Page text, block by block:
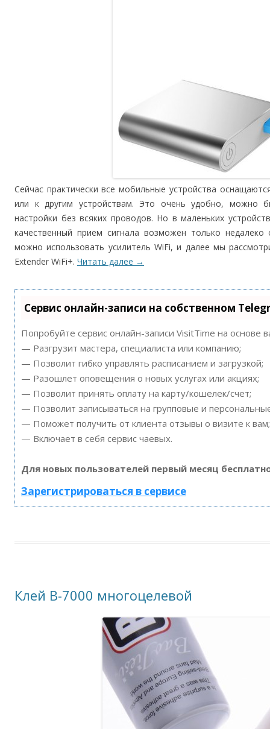
Сейчас практически все мобильные устройства
или к другим устройствам. Это очень удобно, можно
настройки без всяких проводов. Но в маленьких
качественный прием сигнала возможен только
можно использовать усилитель WiFi, и далее мы
Extender WiFi+. Читать далее →
Сервис онлайн-записи на собственном
Попробуйте сервис онлайн-записи VisitTime на основе
— Разгрузит мастера, специалиста или компанию;
— Позволит гибко управлять расписанием и загрузкой;
— Разошлет оповещения о новых услугах или акциях;
— Позволит принять оплату на карту/кошелек/счет;
— Позволит записываться на групповые и
— Поможет получить от клиента отзывы о визите к вам;
— Включает в себя сервис чаевых.
Для новых пользователей первый месяц
Зарегистрироваться в сервисе
Клей B-7000 многоцелевой